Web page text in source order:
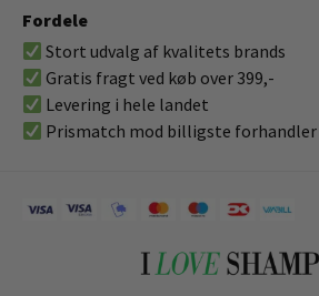
Fordele
Stort udvalg af kvalitets brands
Gratis fragt ved køb over 399,-
Levering i hele landet
Prismatch mod billigste forhandler